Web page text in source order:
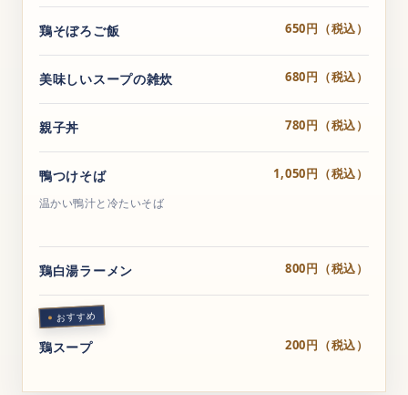
鶏そぼろご飯 650円（税込）
美味しいスープの雑炊 680円（税込）
親子丼 780円（税込）
鴨つけそば 1,050円（税込）
温かい鴨汁と冷たいそば
鶏白湯ラーメン 800円（税込）
おすすめ
鶏スープ 200円（税込）